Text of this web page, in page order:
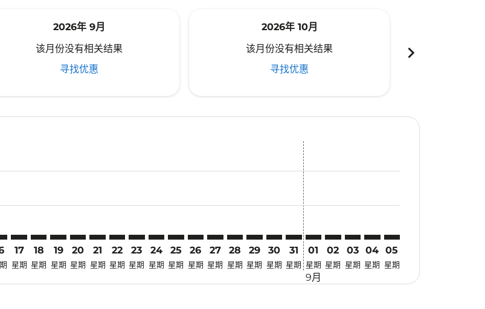
2026年 9月
该月份没有相关结果
寻找优惠
2026年 10月
该月份没有相关结果
寻找优惠
chevron_right
17
星期
18
星期
19
星期
20
星期
21
星期
CRK–HKG: cmp-view-offers-disclaimer. 寻找优惠
22
星期
CRK–HKG: cmp-view-offers-disclaimer. 寻找优惠
23
星期
CRK–HKG: cmp-view-offers-disclaimer. 寻找优惠
24
星期
CRK–HKG: cmp-view-offers-disclaimer. 寻找优惠
25
星期
CRK–HKG: cmp-view-offers-disclaimer. 寻找优惠
26
星期
CRK–HKG: cmp-view-offers-disclaimer. 寻找优惠
27
星期
CRK–HKG: cmp-view-offers-disclaimer. 寻找优惠
28
星期
CRK–HKG: cmp-view-offers-disclaimer. 寻找优惠
29
星期
CRK–HKG: cmp-view-offers-disclaimer. 寻找优惠
30
星期
CRK–HKG: cmp-view-offers-disclaimer. 寻找
31
星期
01
星期
9月
02
星期
03
星期
04
星期
05
星期